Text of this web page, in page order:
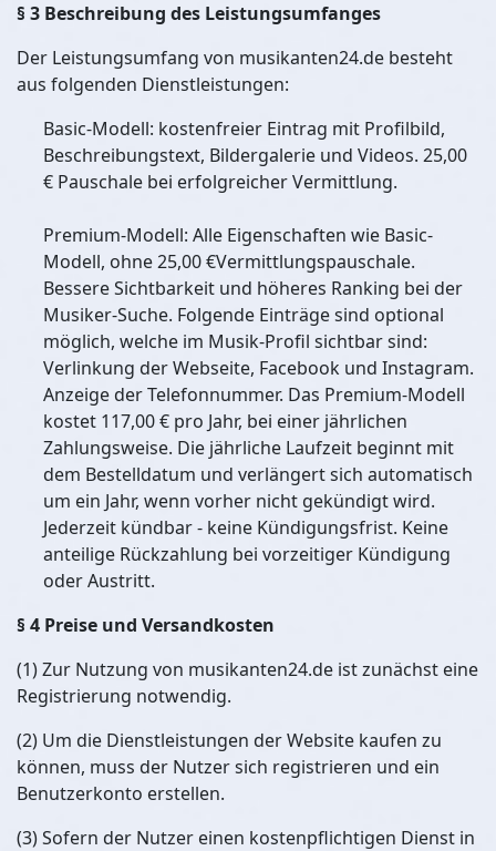
§ 3 Beschreibung des Leistungsumfanges
Der Leistungsumfang von musikanten24.de besteht
aus folgenden Dienstleistungen:
Basic-Modell: kostenfreier Eintrag mit Profilbild,
Beschreibungstext, Bildergalerie und Videos. 25,00
€ Pauschale bei erfolgreicher Vermittlung.
Premium-Modell: Alle Eigenschaften wie Basic-
Modell, ohne 25,00 €Vermittlungspauschale.
Bessere Sichtbarkeit und höheres Ranking bei der
Musiker-Suche. Folgende Einträge sind optional
möglich, welche im Musik-Profil sichtbar sind:
Verlinkung der Webseite, Facebook und Instagram.
Anzeige der Telefonnummer. Das Premium-Modell
kostet 117,00 € pro Jahr, bei einer jährlichen
Zahlungsweise. Die jährliche Laufzeit beginnt mit
dem Bestelldatum und verlängert sich automatisch
um ein Jahr, wenn vorher nicht gekündigt wird.
Jederzeit kündbar - keine Kündigungsfrist. Keine
anteilige Rückzahlung bei vorzeitiger Kündigung
oder Austritt.
§ 4 Preise und Versandkosten
(1) Zur Nutzung von musikanten24.de ist zunächst eine
Registrierung notwendig.
(2) Um die Dienstleistungen der Website kaufen zu
können, muss der Nutzer sich registrieren und ein
Benutzerkonto erstellen.
(3) Sofern der Nutzer einen kostenpflichtigen Dienst in